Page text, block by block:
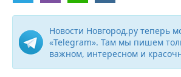
Новости Новгород.ру теперь
«Telegram». Там мы пишем
важном, интересном и